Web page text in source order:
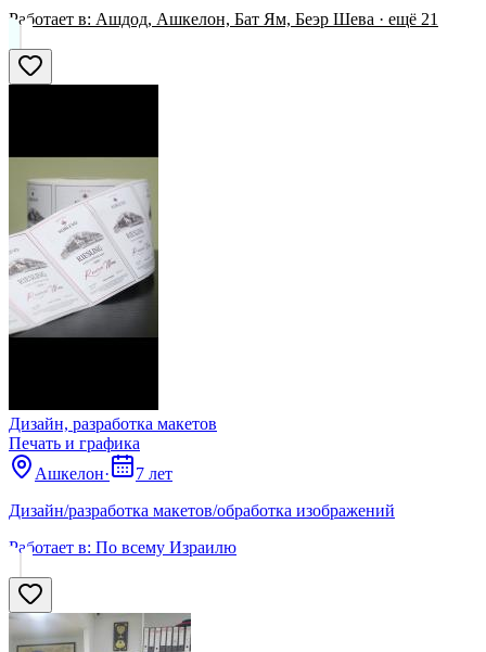
Работает в: Ашдод, Ашкелон, Бат Ям, Беэр Шева · ещё 21
Дизайн, разработка макетов
Печать и графика
Ашкелон·
7 лет
Дизайн/разработка макетов/обработка изображений
Работает в: По всему Израилю